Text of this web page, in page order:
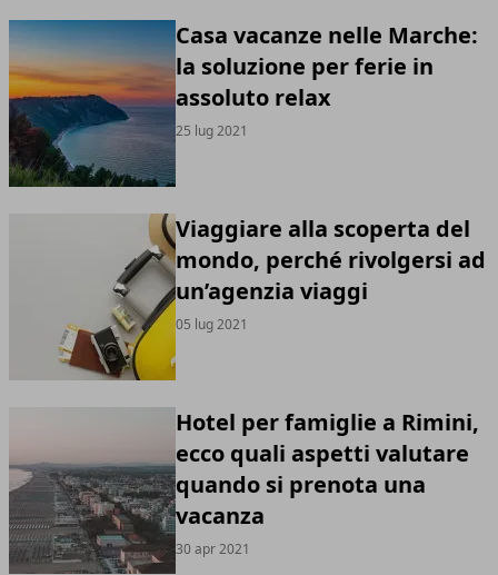
Casa vacanze nelle Marche:
la soluzione per ferie in
assoluto relax
25 lug 2021
Viaggiare alla scoperta del
mondo, perché rivolgersi ad
un’agenzia viaggi
05 lug 2021
Hotel per famiglie a Rimini,
ecco quali aspetti valutare
quando si prenota una
vacanza
30 apr 2021